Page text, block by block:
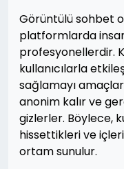
Görüntülü sohbet
platformlarda
profesyonellerdir.
kullanıcılarla
sağlamayı
anonim kalır ve
gizlerler. Böylece,
hissettikleri ve
ortam sunulur.